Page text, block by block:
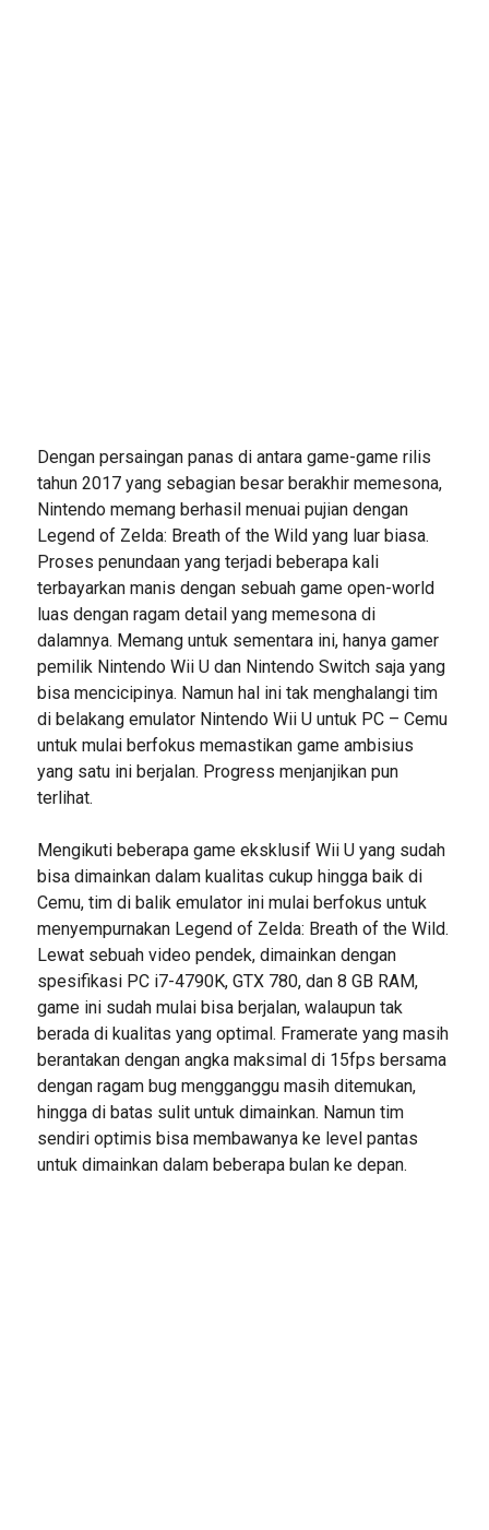
Dengan persaingan panas di antara game-game rilis
tahun 2017 yang sebagian besar berakhir memesona,
Nintendo memang berhasil menuai pujian dengan
Legend of Zelda: Breath of the Wild yang luar biasa.
Proses penundaan yang terjadi beberapa kali
terbayarkan manis dengan sebuah game open-world
luas dengan ragam detail yang memesona di
dalamnya. Memang untuk sementara ini, hanya gamer
pemilik Nintendo Wii U dan Nintendo Switch saja yang
bisa mencicipinya. Namun hal ini tak menghalangi tim
di belakang emulator Nintendo Wii U untuk PC – Cemu
untuk mulai berfokus memastikan game ambisius
yang satu ini berjalan. Progress menjanjikan pun
terlihat.
Mengikuti beberapa game eksklusif Wii U yang sudah
bisa dimainkan dalam kualitas cukup hingga baik di
Cemu, tim di balik emulator ini mulai berfokus untuk
menyempurnakan Legend of Zelda: Breath of the Wild.
Lewat sebuah video pendek, dimainkan dengan
spesifikasi PC i7-4790K, GTX 780, dan 8 GB RAM,
game ini sudah mulai bisa berjalan, walaupun tak
berada di kualitas yang optimal. Framerate yang masih
berantakan dengan angka maksimal di 15fps bersama
dengan ragam bug mengganggu masih ditemukan,
hingga di batas sulit untuk dimainkan. Namun tim
sendiri optimis bisa membawanya ke level pantas
untuk dimainkan dalam beberapa bulan ke depan.